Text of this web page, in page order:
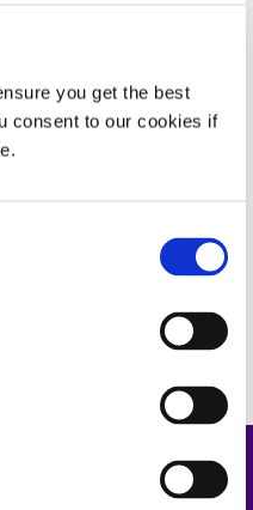
you get the best
consent to our cookies if
消除了汞和臭氧安全风险
长的能量。此外，由于
时还能够根据需要打开和
的环境受到的辐射要少
者联系我们
应用工程团